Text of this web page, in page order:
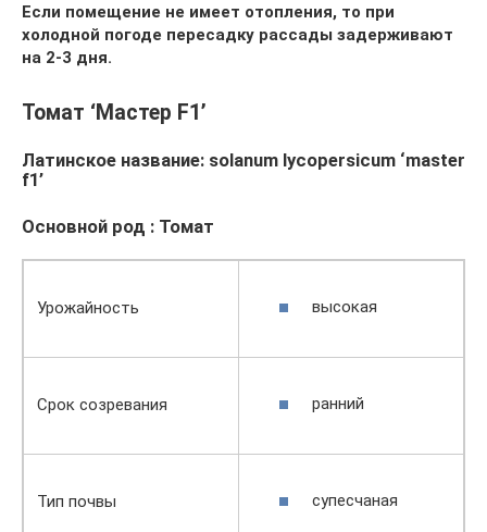
Если помещение не имеет отопления, то при
холодной погоде пересадку рассады задерживают
на 2-3 дня.
Томат ‘Мастер F1’
Латинское название: solanum lycopersicum ‘master
f1’
Основной род : Томат
Урожайность высокая
Срок созревания ранний
Тип почвы супесчаная